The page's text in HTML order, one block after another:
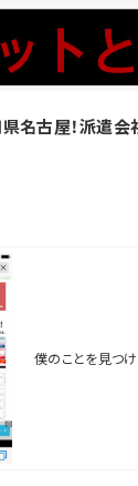
県名古屋！派遣
僕のことを見つけ